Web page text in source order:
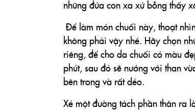
những đứa con xa xứ bỗng thấy
Để làm món chuối này, thoạt
không phải vậy nhé. Hãy chọn
riêng, để cho da chuối có màu
phút, sau đó sẽ nướng với than
bên trong và rất dẻo.
Xẻ một đường tách phần thân ra